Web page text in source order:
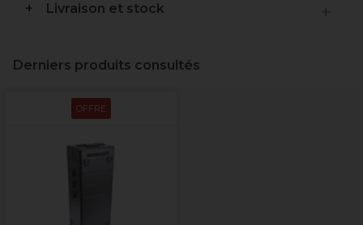
Livraison et stock
Derniers produits consultés
OFFRE